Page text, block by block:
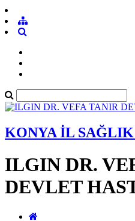
KONYA İL
ILGIN DR.
DEVLET